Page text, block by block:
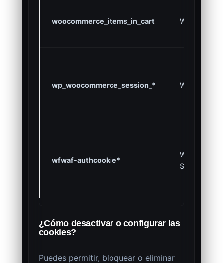
woocommerce_items_in_cart
wp_woocommerce_session_*
wfwaf-authcookie*
Wordfence
Security
¿Cómo desactivar o configurar las
cookies?
Puedes permitir, bloquear o eliminar